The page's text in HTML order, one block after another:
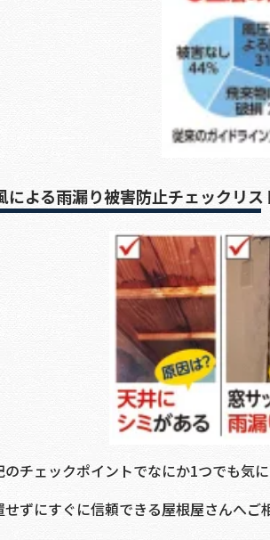
による雨漏り被害防止チェックリス
のチェックポイントでなにか1つでも気
せずにすぐに信頼できる屋根屋さんへご